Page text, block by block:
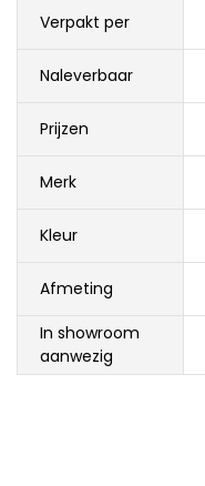
Verpakt per
Naleverbaar
Prijzen
Merk
Kleur
Afmeting
In showroom
aanwezig